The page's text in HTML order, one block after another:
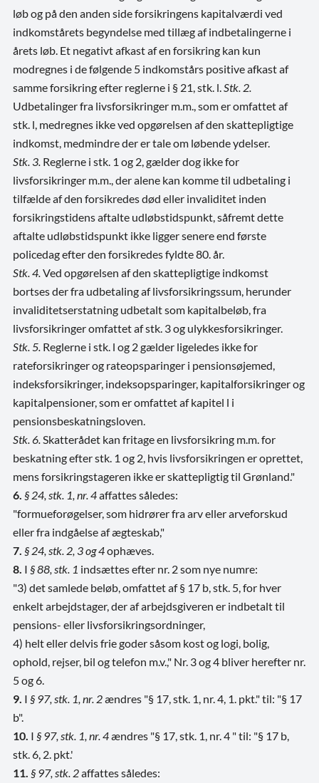
løb og på den anden side forsikringens kapitalværdi ved
indkomstårets begyndelse med tillæg af indbetalingerne i
årets løb. Et negativt afkast af en forsikring kan kun
modregnes i de følgende 5 indkomstårs positive afkast af
samme forsikring efter reglerne i § 21, stk. l. Stk. 2.
Udbetalinger fra livsforsikringer m.m., som er omfattet af
stk. l, medregnes ikke ved opgørelsen af den skattepligtige
indkomst, medmindre der er tale om løbende ydelser.
Stk. 3. Reglerne i stk. 1 og 2, gælder dog ikke for
livsforsikringer m.m., der alene kan komme til udbetaling i
tilfælde af den forsikredes død eller invaliditet inden
forsikringstidens aftalte udløbstidspunkt, såfremt dette
aftalte udløbstidspunkt ikke ligger senere end første
policedag efter den forsikredes fyldte 80. år.
Stk. 4. Ved opgørelsen af den skattepligtige indkomst
bortses der fra udbetaling af livsforsikringssum, herunder
invaliditetserstatning udbetalt som kapitalbeløb, fra
livsforsikringer omfattet af stk. 3 og ulykkesforsikringer.
Stk. 5. Reglerne i stk. l og 2 gælder ligeledes ikke for
rateforsikringer og rateopsparinger i pensionsøjemed,
indeksforsikringer, indeksopsparinger, kapitalforsikringer og
kapitalpensioner, som er omfattet af kapitel l i
pensionsbeskatningsloven.
Stk. 6. Skatterådet kan fritage en livsforsikring m.m. for
beskatning efter stk. 1 og 2, hvis livsforsikringen er oprettet,
mens forsikringstageren ikke er skattepligtig til Grønland."
6. § 24, stk. 1, nr. 4affattes således:
"formueforøgelser, som hidrører fra arv eller arveforskud
eller fra indgåelse af ægteskab,"
7. § 24, stk. 2, 3 og 4ophæves.
8. I § 88, stk. 1 indsættes efter nr. 2 som nye numre:
"3) det samlede beløb, omfattet af § 17 b, stk. 5, for hver
enkelt arbejdstager, der af arbejdsgiveren er indbetalt til
pensions- eller livsforsikringsordninger,
4) helt eller delvis frie goder såsom kost og logi, bolig,
ophold, rejser, bil og telefon m.v.," Nr. 3 og 4 bliver herefter nr.
5 og 6.
9. I § 97, stk. 1, nr. 2ændres "§ 17, stk. 1, nr. 4, 1. pkt." til: "§ 17
b".
10. I § 97, stk. 1, nr. 4ændres "§ 17, stk. 1, nr. 4 " til: "§ 17 b,
stk. 6, 2. pkt.'
11. § 97, stk. 2affattes således: